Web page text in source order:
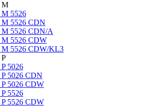
M
M 5526
M 5526 CDN
M 5526 CDN/A
M 5526 CDW
M 5526 CDW/KL3
5026
5026 CDN
5026 CDW
5526
5526 CDW